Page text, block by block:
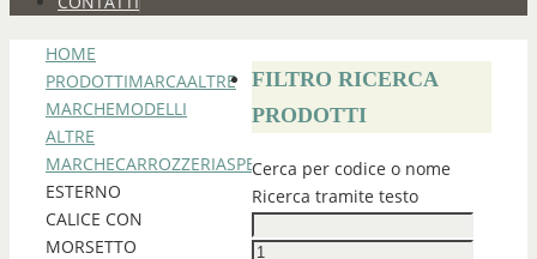
HOME
PRODOTTIMARCAALTRE
MARCHEMODELLI
ALTRE
MARCHECARROZZERIASPECCHISPECCHIO
ESTERNO
CALICE CON
MORSETTO
FILTRO RICERCA
PRODOTTI
Cerca per codice o nome
Ricerca tramite testo